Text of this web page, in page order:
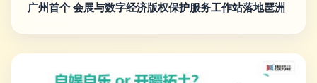
广州首个 会展与数字经济版权保护服务工作站落地琶洲